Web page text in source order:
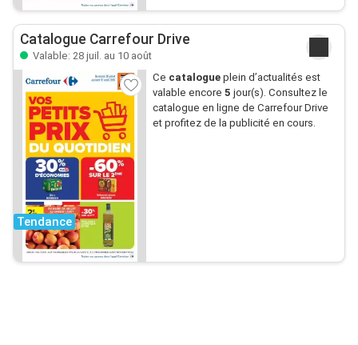
Catalogue Carrefour Drive
Valable: 28 juil. au 10 août
Tendance
Ce catalogueplein d’actualités est
valable encore 5 jour(s). Consultez le
catalogue en ligne de Carrefour Drive
et profitez de la publicité en cours.